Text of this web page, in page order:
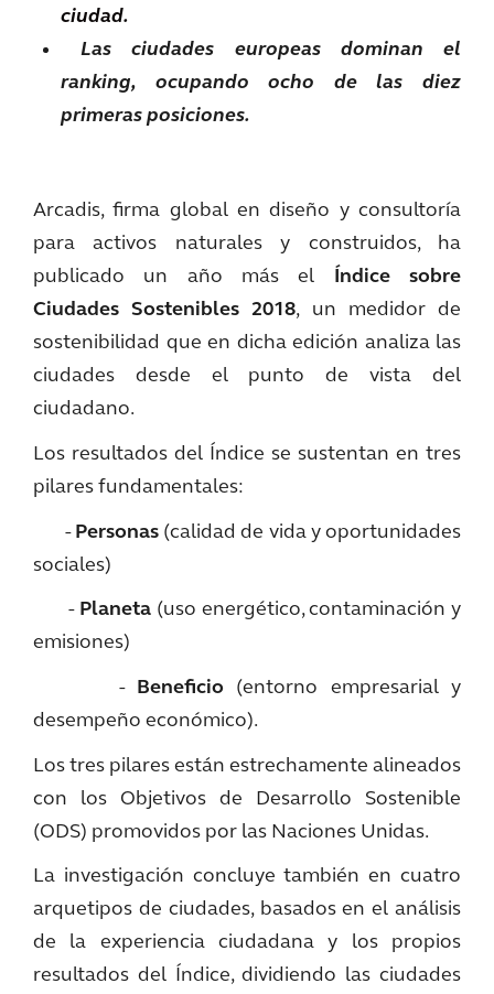
ciudad.
Las ciudades europeas dominan el
ranking, ocupando ocho de las diez
primeras posiciones.
Arcadis, firma global en diseño y consultoría
para activos naturales y construidos, ha
publicado un año más el Índice sobre
Ciudades Sostenibles 2018, un medidor de
sostenibilidad que en dicha edición analiza las
ciudades desde el punto de vista del
ciudadano.
Los resultados del Índice se sustentan en tres
pilares fundamentales:
- Personas (calidad de vida y oportunidades
sociales)
- Planeta (uso energético, contaminación y
emisiones)
- Beneficio (entorno empresarial y
desempeño económico).
Los tres pilares están estrechamente alineados
con los Objetivos de Desarrollo Sostenible
(ODS) promovidos por las Naciones Unidas.
La investigación concluye también en cuatro
arquetipos de ciudades, basados en el análisis
de la experiencia ciudadana y los propios
resultados del Índice, dividiendo las ciudades